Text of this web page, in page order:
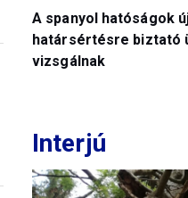
A spanyol hatóságok
határsértésre biztató
vizsgálnak
Interjú